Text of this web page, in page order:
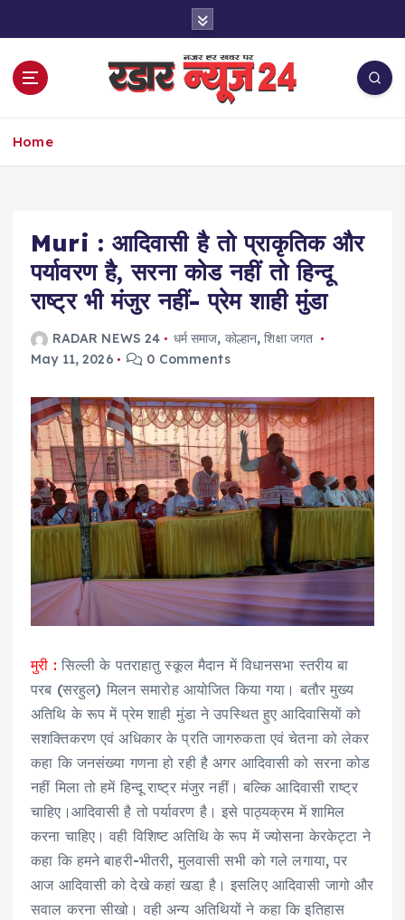
Home
Muri : आदिवासी है तो प्राकृतिक और
पर्यावरण है, सरना कोड नहीं तो हिन्दू
राष्ट्र भी मंजुर नहीं- प्रेम शाही मुंडा
RADAR NEWS 24 धर्म समाज, कोल्हान,शिक्षा जगत
May 11, 2026
0 Comments
मुरी : सिल्ली के पतराहातु स्कूल मैदान में विधानसभा स्तरीय बा
परब (सरहुल) मिलन समारोह आयोजित किया गया। बतौर मुख्य
अतिथि के रूप में प्रेम शाही मुंडा ने उपस्थित हुए आदिवासियों को
सशक्तिकरण एवं अधिकार के प्रति जागरुकता एवं चेतना को लेकर
कहा कि जनसंख्या गणना हो रही है अगर आदिवासी को सरना कोड
नहीं मिला तो हमें हिन्दू राष्ट्र मंजुर नहीं। बल्कि आदिवासी राष्ट्र
चाहिए।आदिवासी है तो पर्यावरण है। इसे पाठ्यक्रम में शामिल
करना चाहिए। वही विशिष्ट अतिथि के रूप में ज्योसना केरकेट्टा ने
कहा कि हमने बाहरी-भीतरी, मुलवासी सभी को गले लगाया, पर
आज आदिवासी को देखे कहां खडा़ है। इसलिए आदिवासी जागो और
सवाल करना सीखो। वही अन्य अतिथियों ने कहा कि इतिहास